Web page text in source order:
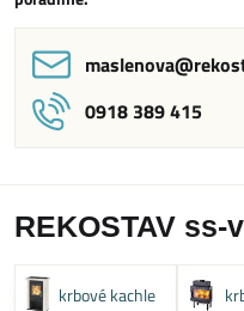
0918 389 415
REKOSTAV ss-
krbové kachle